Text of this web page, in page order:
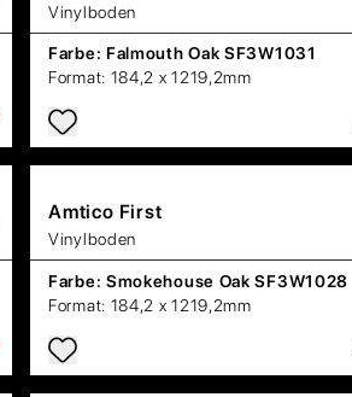
Vinylboden
Farbe: Falmouth Oak SF3W1031
Format: 184,2 x 1219,2mm
Amtico First
Vinylboden
Farbe: Smokehouse Oak SF3W1028
Format: 184,2 x 1219,2mm